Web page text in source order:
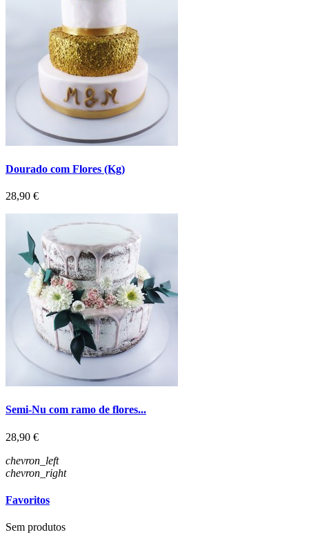
Dourado com Flores (Kg)
Preço
28,90 €
Semi-Nu com ramo de flores...
Preço
28,90 €
chevron_left
chevron_right
Favoritos
Sem produtos